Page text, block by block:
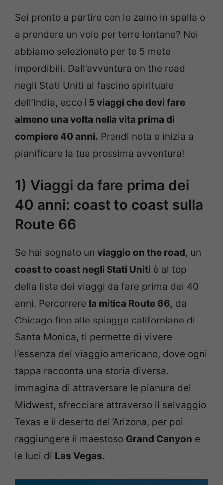
Sei pronto a partire con lo zaino in spalla o
a prendere un volo per terre lontane? Noi
abbiamo selezionato per te 5 mete
imperdibili. Dall’avventura on the road
negli Stati Uniti al fascino spirituale
dell’India, ecco i 5 viaggi che devi fare
almeno una volta nella vita prima di
compiere 40 anni. Prendi nota e inizia a
pianificare la tua prossima avventura!
1) Viaggi da fare prima dei
40 anni: coast to coast sulla
Route 66
Se hai sognato un viaggio on the road, un
coast to coast negli Stati Uniti è al top
della lista dei viaggi da fare prima dei 40
anni. Percorrere la mitica Route 66, da
Chicago fino alle spiagge californiane di
Santa Monica, ti permette di vivere
l’essenza del viaggio americano, dove ogni
tappa racconta una storia diversa.
Immagina di attraversare le pianure del
Midwest, sfrecciare attraverso il selvaggio
Texas e il deserto dell’Arizona, per poi
raggiungere il maestoso Grand Canyon e
le luci di Las Vegas.